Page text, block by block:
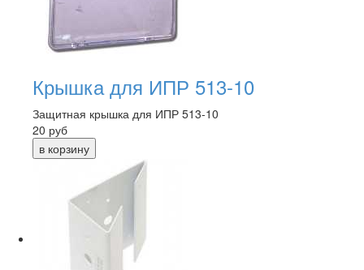
Крышка для ИПР 513-10
Защитная крышка для ИПР 513-10
20 руб